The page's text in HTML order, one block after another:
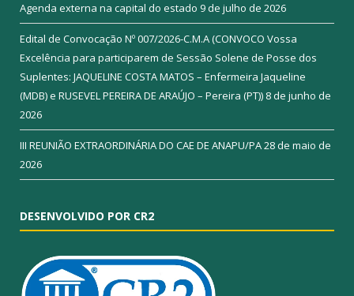
Agenda externa na capital do estado 9 de julho de 2026
Edital de Convocação Nº 007/2026-C.M.A (CONVOCO Vossa
Excelência para participarem de Sessão Solene de Posse dos
Suplentes: JAQUELINE COSTA MATOS – Enfermeira Jaqueline
(MDB) e RUSEVEL PEREIRA DE ARAÚJO – Pereira (PT)) 8 de junho de
2026
III REUNIÃO EXTRAORDINÁRIA DO CAE DE ANAPU/PA28 de maio de
2026
DESENVOLVIDO POR CR2